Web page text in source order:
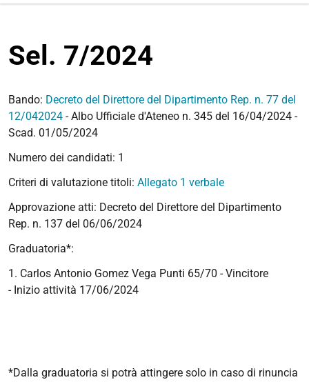
Sel. 7/2024
Bando: Decreto del Direttore del Dipartimento Rep. n. 77 del
12/042024 - Albo Ufficiale d'Ateneo n. 345 del 16/04/2024 -
Scad. 01/05/2024
Numero dei candidati: 1
Criteri di valutazione titoli: Allegato 1 verbale
Approvazione atti: Decreto del Direttore del Dipartimento
Rep. n. 137 del 06/06/2024
Graduatoria*:
1. Carlos Antonio Gomez Vega Punti 65/70 - Vincitore
- Inizio attività 17/06/2024
*Dalla graduatoria si potrà attingere solo in caso di rinuncia